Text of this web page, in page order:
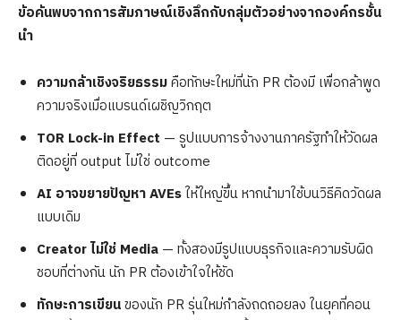
ข้อค้นพบจากการสัมภาษณ์เชิงลึกกับกลุ่มตัวอย่างจากองค์กรชั้น
นำ
ความกล้าเชิงจริยธรรมคือทักษะใหม่ที่นัก PR ต้องมี เพื่อกล้าพูด
ความจริงเมื่อแบรนด์เผชิญวิกฤต
TOR Lock-in Effect — รูปแบบการจ้างงานภาครัฐทำให้วัดผล
ติดอยู่ที่ output ไม่ใช่ outcome
AI อาจขยายปัญหาAVEsให้ใหญ่ขึ้น หากนำมาใช้บนวิธีคิดวัดผล
แบบเดิม
Creatorไม่ใช่ Media — ทั้งสองมีรูปแบบธุรกิจและความรับผิด
ชอบที่ต่างกัน นัก PR ต้องเข้าใจให้ชัด
ทักษะการเขียนของนัก PR รุ่นใหม่กำลังถดถอยลง ในยุคที่คอน